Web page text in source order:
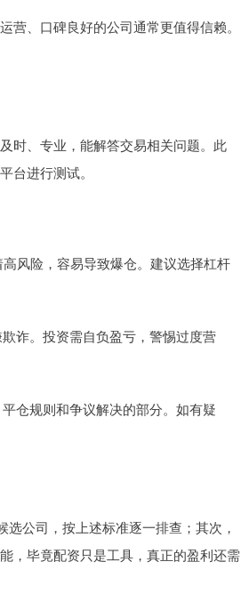
、口碑良好的公司通常更值得信赖。
时、专业，能解答交易相关问题。此
台进行测试。
风险，容易导致爆仓。建议选择杠杆
诈。投资需自负盈亏，警惕过度营
仓规则和争议解决的部分。如有疑
公司，按上述标准逐一排查；其次，
，毕竟配资只是工具，真正的盈利还需